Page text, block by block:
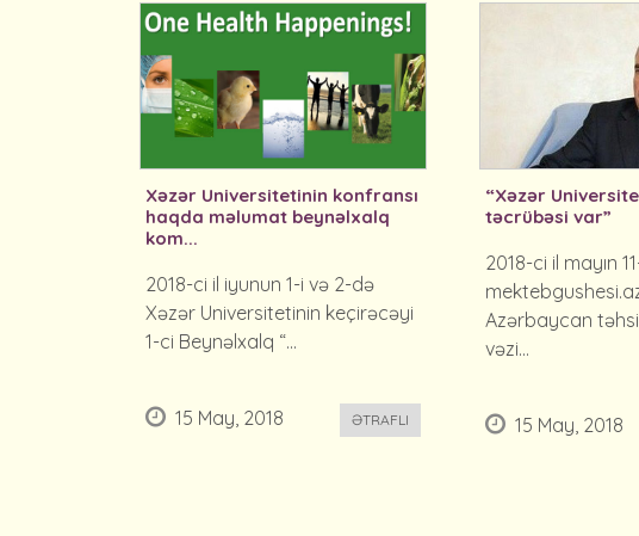
Xəzər Universitetinin konfransı
haqda məlumat beynəlxalq
kom...
2018-ci il iyunun 1-i və 2-də
Xəzər Universitetinin keçirəcəyi
1-ci Beynəlxalq “...
15 May, 2018 ƏTRAFLI
“Xəzər
təcrübəsi var”
2018-ci il mayın
Azərbaycan
vəzi...
15 May, 2018